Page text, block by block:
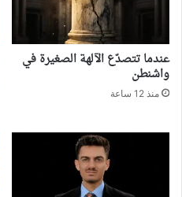
‏عندما تتصدّع الآلهة الصغيرة في
واشنطن
منذ 12 ساعة